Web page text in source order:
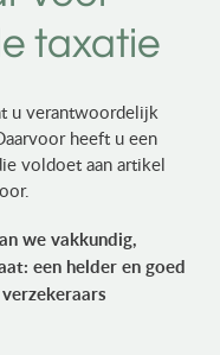
taxatie
u verantwoordelijk
heeft u een
voldoet aan artikel
we vakkundig,
een helder en goed